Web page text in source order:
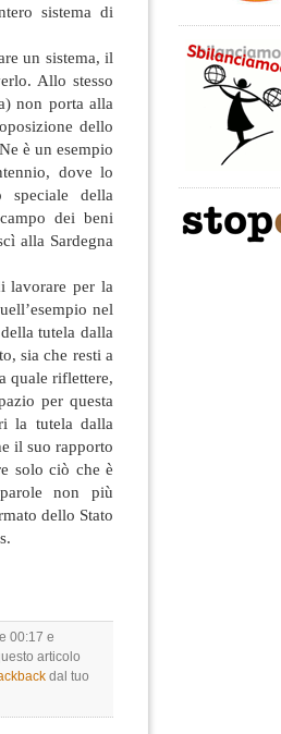
sistema di
un sistema, il
Allo stesso
non porta alla
dello
è un esempio
dove lo
speciale della
dei beni
alla Sardegna
lavorare per la
nel
tutela dalla
sia che resti a
quale riflettere,
per questa
la tutela dalla
il suo rapporto
solo ciò che è
non più
dello Stato
00:17 e
articolo
dal tuo